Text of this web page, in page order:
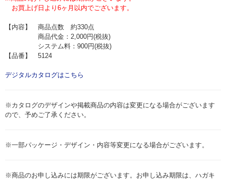
お買上げ日より6ヶ月以内でございます。
【内容】 商品点数 約330点
商品代金：2,000円(税抜)
システム料：900円(税抜)
【品番】 5124
デジタルカタログはこちら
※カタログのデザインや掲載商品の内容は変更になる場合がございます
ので、予めご了承ください。
※一部パッケージ・デザイン・内容等変更になる場合がございます。
※商品のお申し込みには期限がございます。お申し込み期限は、ハガキ